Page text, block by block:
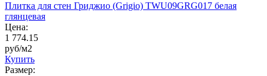
Плитка для стен Гриджио (Grigio) TWU09GRG017 белая
глянцевая
Цена:
1 774.15
руб/м2
Купить
Размер: